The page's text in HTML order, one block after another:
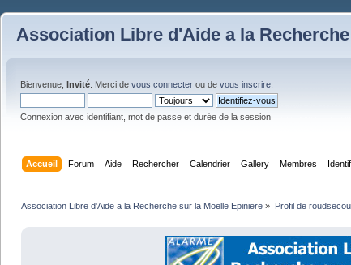
Association Libre d'Aide a la
Bienvenue, Invité . Merci de vous connecter ou de vous inscrire
Connexion avec identifiant, mot de passe et durée de la session
Accueil Forum Aide Rechercher Calendrier Gallery Membres
Association Libre d'Aide a la Recherche sur la Moelle Epiniere » Profil de